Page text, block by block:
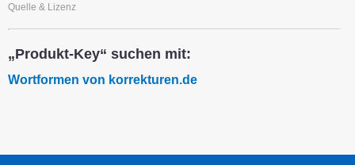
Quelle & Lizenz
„Produkt-Key“ suchen mit:
Wortformen von korrekturen.de